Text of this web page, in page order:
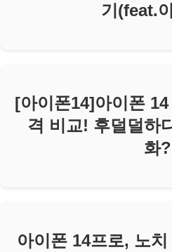
기(feat.
[아이폰14]아이폰
격 비교! 후덜덜하
화?
아이폰 14프로, 노